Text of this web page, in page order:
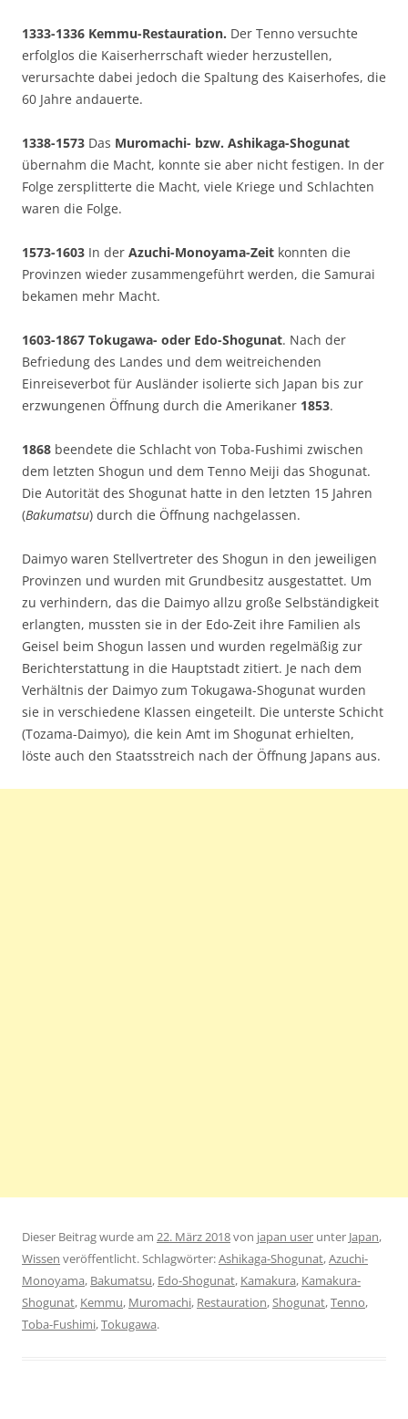
1333-1336 Kemmu-Restauration. Der Tenno versuchte
erfolglos die Kaiserherrschaft wieder herzustellen,
verursachte dabei jedoch die Spaltung des Kaiserhofes, die
60 Jahre andauerte.
1338-1573 Das Muromachi- bzw. Ashikaga-Shogunat
übernahm die Macht, konnte sie aber nicht festigen. In der
Folge zersplitterte die Macht, viele Kriege und Schlachten
waren die Folge.
1573-1603 In der Azuchi-Monoyama-Zeit konnten die
Provinzen wieder zusammengeführt werden, die Samurai
bekamen mehr Macht.
1603-1867 Tokugawa- oder Edo-Shogunat. Nach der
Befriedung des Landes und dem weitreichenden
Einreiseverbot für Ausländer isolierte sich Japan bis zur
erzwungenen Öffnung durch die Amerikaner 1853.
1868 beendete die Schlacht von Toba-Fushimi zwischen
dem letzten Shogun und dem Tenno Meiji das Shogunat.
Die Autorität des Shogunat hatte in den letzten 15 Jahren
(Bakumatsu) durch die Öffnung nachgelassen.
Daimyo waren Stellvertreter des Shogun in den jeweiligen
Provinzen und wurden mit Grundbesitz ausgestattet. Um
zu verhindern, das die Daimyo allzu große Selbständigkeit
erlangten, mussten sie in der Edo-Zeit ihre Familien als
Geisel beim Shogun lassen und wurden regelmäßig zur
Berichterstattung in die Hauptstadt zitiert. Je nach dem
Verhältnis der Daimyo zum Tokugawa-Shogunat wurden
sie in verschiedene Klassen eingeteilt. Die unterste Schicht
(Tozama-Daimyo), die kein Amt im Shogunat erhielten,
löste auch den Staatsstreich nach der Öffnung Japans aus.
Dieser Beitrag wurde am 22. März 2018von japan user unter Japan,
Wissen veröffentlicht. Schlagwörter:Ashikaga-Shogunat,Azuchi-
Monoyama, Bakumatsu, Edo-Shogunat, Kamakura, Kamakura-
Shogunat, Kemmu, Muromachi, Restauration,Shogunat,Tenno,
Toba-Fushimi,Tokugawa.